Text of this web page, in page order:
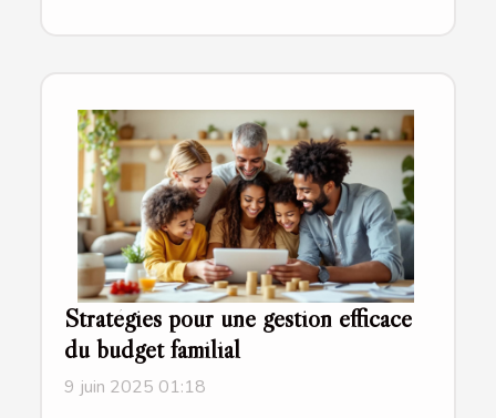
Stratégies pour une gestion efficace
du budget familial
9 juin 2025 01:18